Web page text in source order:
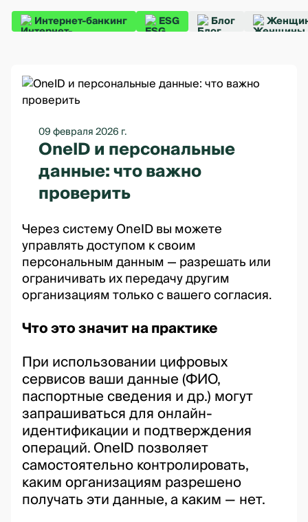
Интернет-банкинг ESG Блог
09 февраля 2026 г.
OneID и персональные
данные: что важно
проверить
Через систему OneID вы можете
управлять доступом к своим
персональным данным — разрешать или
ограничивать их передачу другим
организациям только с вашего согласия.
Что это значит на практике
При использовании цифровых
сервисов ваши данные (ФИО,
паспортные сведения и др.) могут
запрашиваться для онлайн-
идентификации и подтверждения
операций. OneID позволяет
самостоятельно контролировать,
каким организациям разрешено
получать эти данные, а каким — нет.